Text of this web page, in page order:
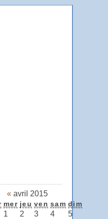
« avril 2015
mer jeu ven sam dim
1 2 3 4
5